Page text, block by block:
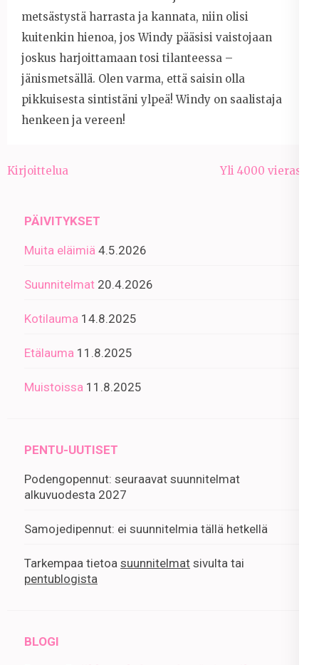
metsästystä harrasta ja kannata, niin olisi
kuitenkin hienoa, jos Windy pääsisi vaistojaan
joskus harjoittamaan tosi tilanteessa –
jänismetsällä. Olen varma, että saisin olla
pikkuisesta sintistäni ylpeä! Windy on saalistaja
henkeen ja vereen!
Artikkelien
Kirjoittelua Yli 4000 vierasta
PÄIVITYKSET
Muita eläimiä 4.5.2026
Suunnitelmat 20.4.2026
Kotilauma 14.8.2025
Etälauma 11.8.2025
Muistoissa 11.8.2025
PENTU-UUTISET
Podengopennut: seuraavat suunnitelmat
alkuvuodesta 2027
Samojedipennut: ei suunnitelmia tällä hetkellä
Tarkempaa tietoa suunnitelmat sivulta tai
pentublogista
BLOGI